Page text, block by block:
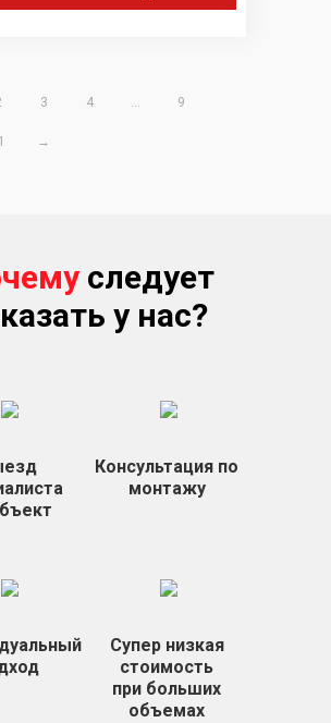
3 4 … 9
→
следует
у нас?
Консультация по
монтажу
Супер низкая
стоимость
при больших
объемах